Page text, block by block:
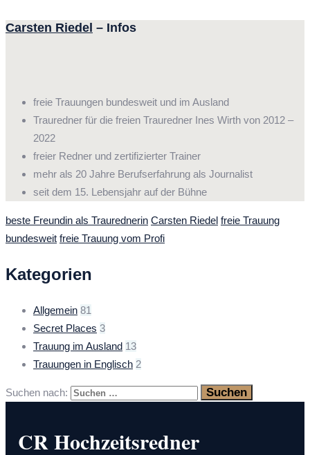
Carsten Riedel – Infos
freie Trauungen bundesweit und im Ausland
Trauredner für die freien Trauredner Ines Wirth von 2012 –
2022
freier Redner und zertifizierter Trainer
mehr als 20 Jahre Berufserfahrung als Journalist
seit dem 15. Lebensjahr auf der Bühne
beste Freundin als Traurednerin Carsten Riedel freie Trauung
bundesweit freie Trauung vom Profi
Kategorien
Allgemein 81
Secret Places 3
Trauung im Ausland 13
Trauungen in Englisch 2
Suchen nach:
CR Hochzeitsredner